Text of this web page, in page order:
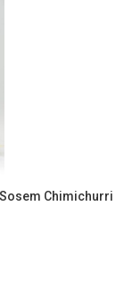
Chimichurri